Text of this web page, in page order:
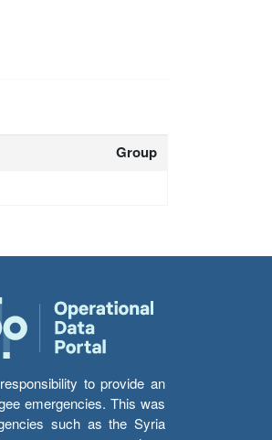
Group
to provide an
emergencies. This was
such as the Syria